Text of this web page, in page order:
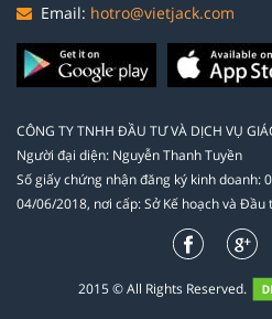
Email: hotro@vietjack.com
CÔNG TY TNHH ĐẦU TƯ VÀ DỊCH VỤ
Người đại diện: Nguyễn Thanh Tuyền
Số giấy chứng nhận đăng ký kinh doanh:
04/06/2018, nơi cấp: Sở Kế hoạch và
2015 © All Rights Reserved.